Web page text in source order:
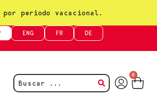
periodo vacacional.
ENG FR DE
0